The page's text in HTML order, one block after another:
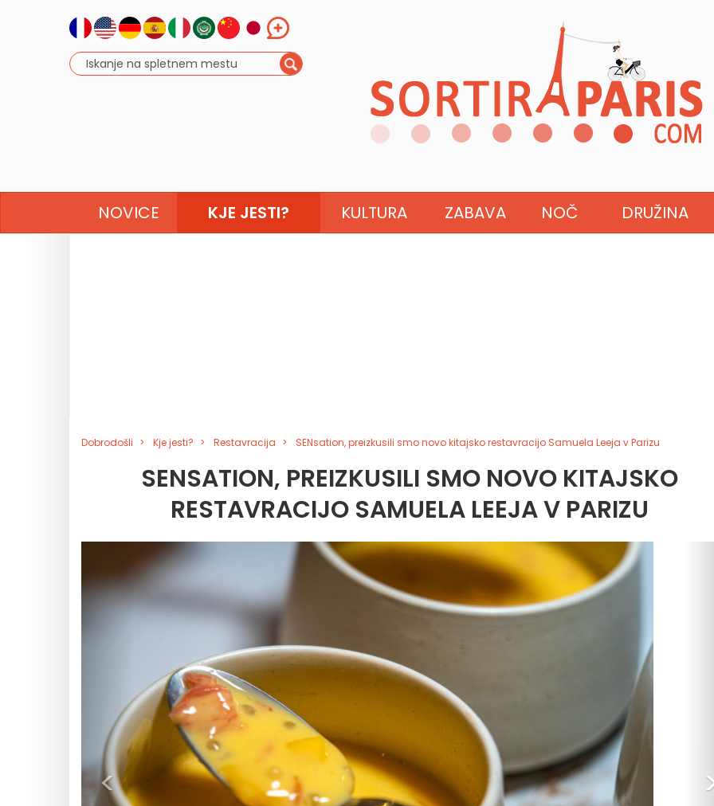
NOVICE KJE JESTI? KULTURA ZABAVA NOČ DRUŽINA
Dobrodošli Kje jesti? Restavracija SENsation, preizkusili smo novo kitajsko restavracijo Samuela Leeja v Parizu
SENSATION, PREIZKUSILI SMO NOVO KITAJSKO
RESTAVRACIJO SAMUELA LEEJA V PARIZU
<